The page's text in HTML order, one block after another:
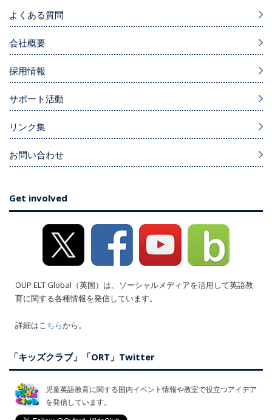
よくある質問
会社概要
採用情報
サポート活動
リンク集
お問い合わせ
Get involved
OUP ELT Global（英国）は、ソーシャルメディアを活用して英語教
育に関する各種情報を発信しています。
詳細はこちらから。
「キッズクラブ」「ORT」Twitter
児童英語教育に関する国内イベント情報や教室で役立つアイデア
を発信しています。